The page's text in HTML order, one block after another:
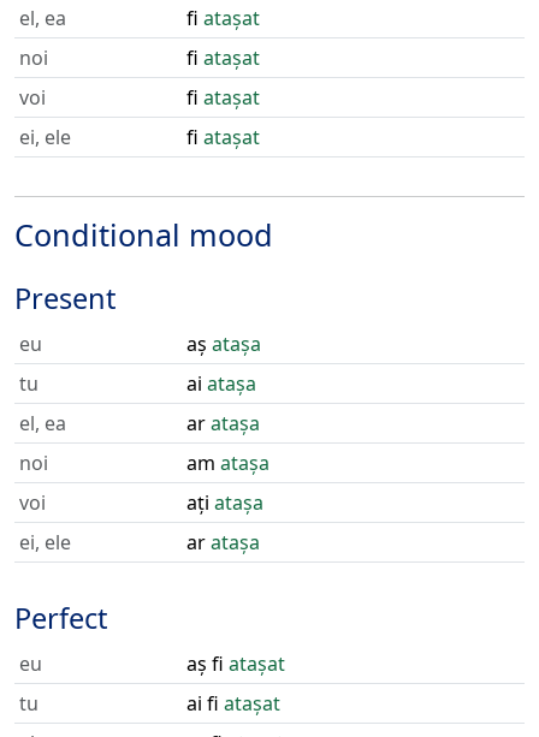
el, ea
fi atașat
noi
fi atașat
voi
fi atașat
ei, ele
fi atașat
Conditional mood
Present
eu aș atașa
tu
ai atașa
el, ea
aratașa
noi
am atașa
voi
ați atașa
ei, ele
aratașa
Perfect
eu aș fi atașat
tu
ai fi atașat